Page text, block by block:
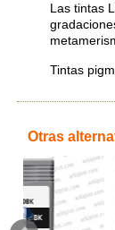
Las tintas
Tintas
Otras